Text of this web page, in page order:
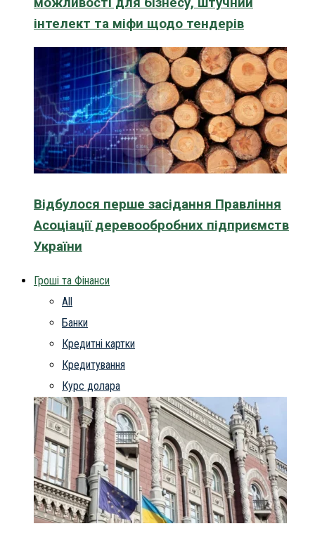
інтелект та міфи щодо тендерів
Відбулося перше засідання Правління
Асоціації деревообробних підприємств
України
Гроші та Фінанси
All
Банки
Кредитні картки
Кредитування
Курс долара